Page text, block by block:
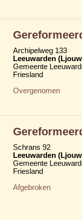
Archipelweg 133
Leeuwarden
Gemeente
Friesland
Overgenomen
Schrans 92
Leeuwarden
Gemeente
Friesland
Afgebroken